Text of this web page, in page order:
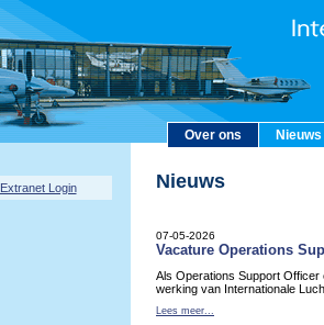
Over ons Nieuws
Extranet Login Nieuws
07-05-2026
Vacature Operations
Als Operations Support Officer
werking van Internationale
Lees meer...